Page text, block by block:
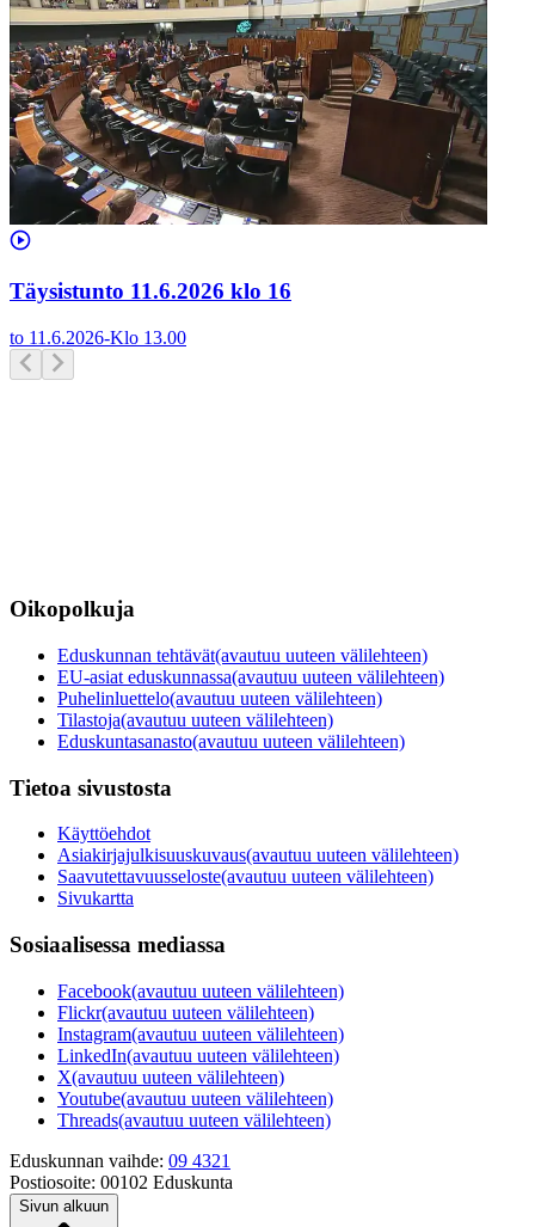
Täysistunto 11.6.2026 klo 16
to 11.6.2026-Klo 13.00
Oikopolkuja
Eduskunnan tehtävät(avautuu uuteen välilehteen)
EU-asiat eduskunnassa(avautuu uuteen välilehteen)
Puhelinluettelo(avautuu uuteen välilehteen)
Tilastoja(avautuu uuteen välilehteen)
Eduskuntasanasto(avautuu uuteen välilehteen)
Tietoa sivustosta
Käyttöehdot
Asiakirjajulkisuuskuvaus(avautuu uuteen välilehteen)
Saavutettavuusseloste(avautuu uuteen välilehteen)
Sivukartta
Sosiaalisessa mediassa
Facebook(avautuu uuteen välilehteen)
Flickr(avautuu uuteen välilehteen)
Instagram(avautuu uuteen välilehteen)
LinkedIn(avautuu uuteen välilehteen)
X(avautuu uuteen välilehteen)
Youtube(avautuu uuteen välilehteen)
Threads(avautuu uuteen välilehteen)
Eduskunnan vaihde: 09 4321
Postiosoite: 00102 Eduskunta
Sivun alkuun